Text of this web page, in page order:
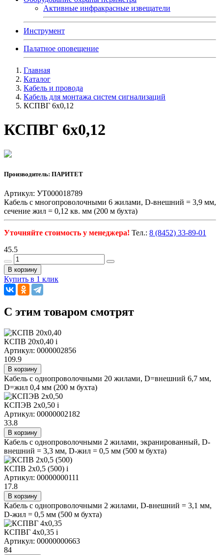
Активные инфракрасные извещатели
Инструмент
Палатное оповещение
Главная
Каталог
Кабель и провода
Кабель для монтажа систем сигнализаций
КСПВГ 6х0,12
КСПВГ 6х0,12
Производитель: ПАРИТЕТ
Артикул: УТ000018789
Кабель с многопроволочными 6 жилами, D-внешний = 3,9 мм,
сечение жил = 0,12 кв. мм (200 м бухта)
Уточняйте стоимость у менеджера! Тел.: 8 (8452) 33-89-01
45.5
В корзину
Купить в 1 клик
C этим товаром смотрят
КСПВ 20х0,40 i
Артикул: 0000002856
109.9
В корзину
Кабель с однопроволочными 20 жилами, D=внешний 6,7 мм,
D=жил 0,4 мм (200 м бухта)
КСПЭВ 2х0,50 i
Артикул: 00000002182
33.8
В корзину
Кабель с однопроволочными 2 жилами, экранированный, D-
внешний = 3,3 мм, D-жил = 0,5 мм (500 м бухта)
КСПВ 2х0,5 (500) i
Артикул: 00000000111
17.8
В корзину
Кабель с однопроволочными 2 жилами, D-внешний = 3,1 мм,
D-жил = 0,5 мм (500 м бухта)
КСПВГ 4х0,35 i
Артикул: 00000000663
84